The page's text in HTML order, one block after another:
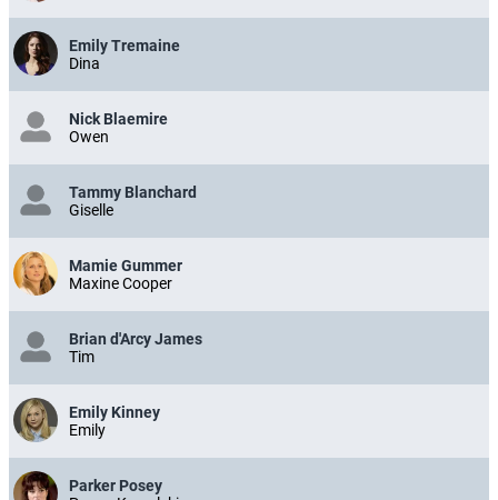
Emily Tremaine
Dina
Nick Blaemire
Owen
Tammy Blanchard
Giselle
Mamie Gummer
Maxine Cooper
Brian d'Arcy James
Tim
Emily Kinney
Emily
Parker Posey